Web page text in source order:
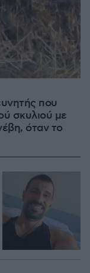
που
σκυλιού με
όταν το